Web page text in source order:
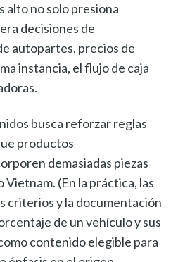
alto no solo presiona
decisiones de
autopartes, precios de
instancia, el flujo de caja
busca reforzar reglas
productos
demasiadas piezas
Vietnam. (En la práctica, las
criterios y la documentación
de un vehículo y sus
contenido elegible para